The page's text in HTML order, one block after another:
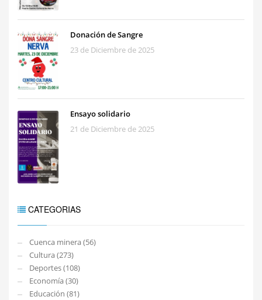
Donación de Sangre
23 de Diciembre de 2025
Ensayo solidario
21 de Diciembre de 2025
CATEGORIAS
Cuenca minera (56)
Cultura (273)
Deportes (108)
Economía (30)
Educación (81)